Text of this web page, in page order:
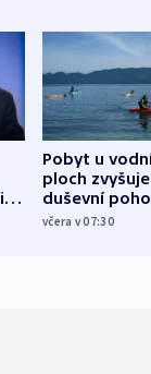
Pobyt u
ploch zvyšuje
duševní
ukázala
včera v 07:30